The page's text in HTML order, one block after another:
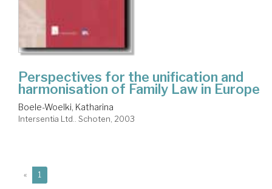
Perspectives for the unification and
harmonisation of Family Law in Europe
Boele-Woelki, Katharina
Intersentia Ltd.. Schoten, 2003
« 1